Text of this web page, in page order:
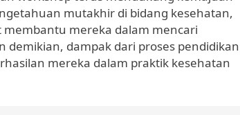
mutakhir di bidang kesehatan,
mereka dalam mencari
dampak dari proses pendidikan
mereka dalam praktik kesehatan